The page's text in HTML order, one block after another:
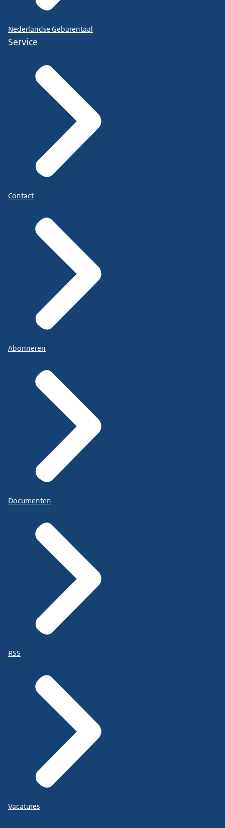
Nederlandse Gebarentaal
Service
Contact
Abonneren
Documenten
RSS
Vacatures